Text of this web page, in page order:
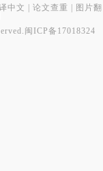
中文 论文查重
图片翻
闽ICP备17018324